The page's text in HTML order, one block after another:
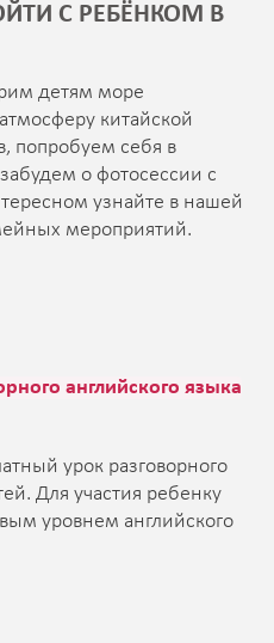
С РЕБЁНКОМ В
детям море
китайской
попробуем себя в
о фотосессии с
узнайте в нашей
мероприятий.
английского языка
урок разговорного
Для участия ребенку
уровнем английского